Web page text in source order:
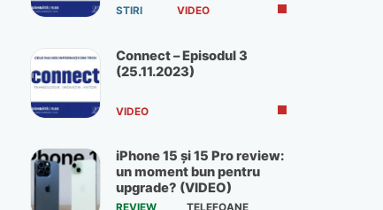
STIRI VIDEO
Connect – Episodul 3
(25.11.2023)
VIDEO
iPhone 15 și 15 Pro review:
un moment bun pentru
upgrade? (VIDEO)